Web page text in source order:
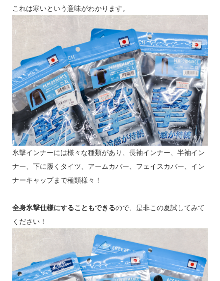
これは寒いという意味がわかります。
氷撃インナーには様々な種類があり、長袖インナー、半袖イン
ナー、下に履くタイツ、アームカバー、フェイスカバー、イン
ナーキャップまで種類様々！
全身氷撃仕様にすることもできるので、是非この夏試してみて
ください！